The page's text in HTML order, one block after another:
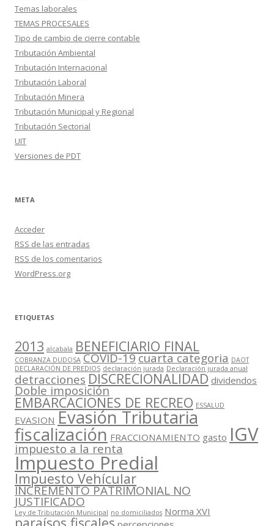
Temas laborales
TEMAS PROCESALES
Tipo de cambio de cierre contable
Tributación Ambiental
Tributación Internacional
Tributación Laboral
Tributación Minera
Tributación Municipal y Regional
Tributación Sectorial
UIT
Versiones de PDT
META
Acceder
RSS de las entradas
RSS de los comentarios
WordPress.org
ETIQUETAS
2013 alcabala BENEFICIARIO FINAL
COBRANZA DUDOSA COVID-19cuarta categoria DAOT
DECLARACIÓN DE PREDIOS declaración jurada Declaración jurada anual
detracciones DISCRECIONALIDAD dividendos
Doble imposición
EMBARCACIONES DE RECREO ESSALUD
EVASION Evasión Tributaria
fiscalización FRACCIONAMIENTO gasto IGV
impuesto a la renta
Impuesto Predial
Impuesto Vehícular
INCREMENTO PATRIMONIAL NO
JUSTIFICADO
Ley de Tributación Municipal no domiciliados Norma XVI